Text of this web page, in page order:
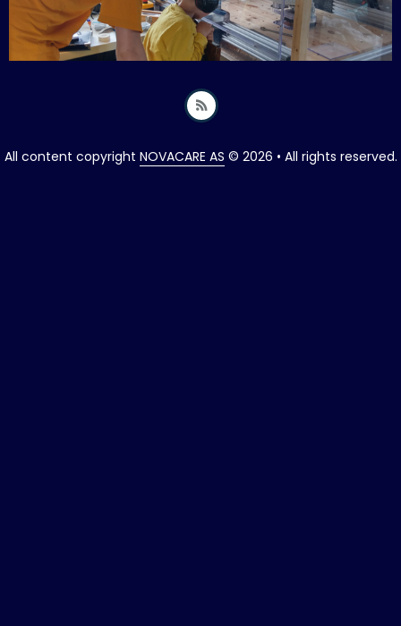
All content copyright NOVACARE AS © 2026 • All rights reserved.